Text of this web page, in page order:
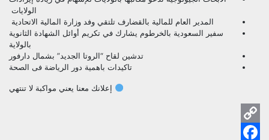
الولايات
المدير العام للمالية بالقضارف تلتقي وفد وزارة المالية الاتحادية
سفير السعودية بالخرطوم يشارك في تكريم أوائل الشهادة الثانوية
بالولاية
تدشين لقاح “الروتا الجديد” بشمال دارفور
تاكيدات باهمية دور الرياضة فى الصحة
إعلانك معنا يعني مواكبة لا تنتهي